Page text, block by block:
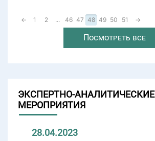
← 1 2 ... 46 47 48 49 50 51 →
Посмотреть все
ЭКСПЕРТНО-АНАЛИТИЧЕСКИЕ
МЕРОПРИЯТИЯ
28.04.2023